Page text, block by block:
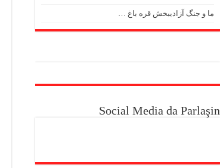
ما و جنگ آزادیبخش قره باغ …
Social Media da Parlaşin